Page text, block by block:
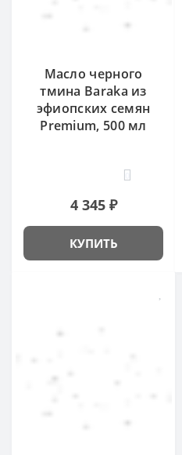
Масло черного
тмина Baraka из
эфиопских семян
Premium, 500 мл
4 345 ₽
КУПИТЬ